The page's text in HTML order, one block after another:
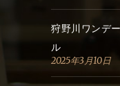
狩野川ワンデ
ル
2025年3月10日